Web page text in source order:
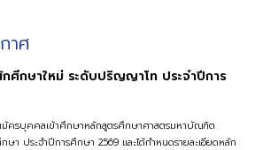
าศ
ศึกษาใหม่ ระดับปริญญาโท ประจำปีการ
ครบุคคลเข้าศึกษาหลักสูตรศึกษาศาสตรมหาบัณฑิต
ษา ประจำปีการศึกษา 2569 และได้กำหนดรายละเอียดหลัก